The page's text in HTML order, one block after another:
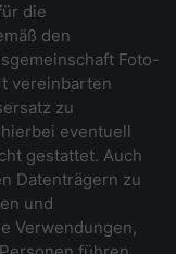
die
den
Foto-
vereinbarten
zu
eventuell
gestattet. Auch
Datenträgern zu
und
Verwendungen,